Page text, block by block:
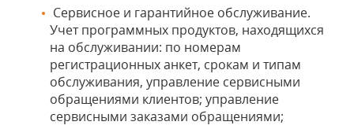
Сервисное и гарантийное обслуживание.
Учет программных продуктов, находящихся
на обслуживании: по номерам
регистрационных анкет, срокам и типам
обслуживания, управление сервисными
обращениями клиентов; управление
сервисными заказами обращениями;